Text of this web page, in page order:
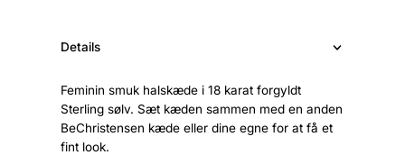
Details
Feminin smuk halskæde i 18 karat forgyldt
Sterling sølv. Sæt kæden sammen med en anden
BeChristensen kæde eller dine egne for at få et
fint look.